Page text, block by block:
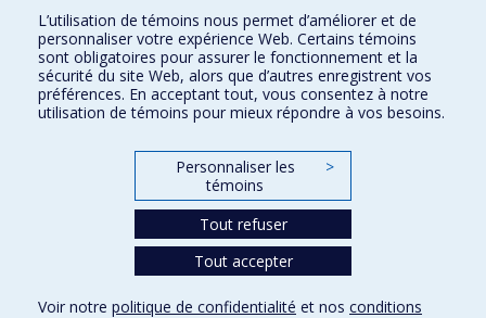
Orthophonie et audiologie
Réadaptation
Directions
L’utilisation de témoins nous permet d’améliorer et de
personnaliser votre expérience Web. Certains témoins
sont obligatoires pour assurer le fonctionnement et la
sécurité du site Web, alors que d’autres enregistrent vos
préférences. En acceptant tout, vous consentez à notre
utilisation de témoins pour mieux répondre à vos besoins.
Personnaliser les
témoins
>
Tout refuser
Tout accepter
Voir notre politique de confidentialité et nos conditions